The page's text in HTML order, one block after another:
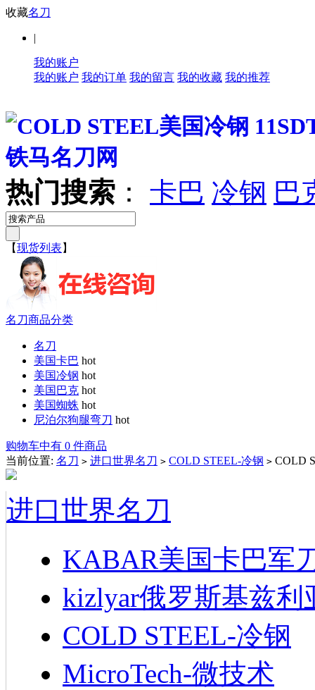
收藏名刀
|
我的账户
我的账户 我的订单 我的留言 我的收藏 我的推荐
热门搜索 ： 卡巴 冷钢 巴
【现货列表 】
名刀商品分类
名刀
美国卡巴 hot
美国冷钢 hot
美国巴克 hot
美国蜘蛛 hot
尼泊尔狗腿弯刀 hot
购物车中有 0 件商品
当前位置: 名刀 > 进口世界名刀 > COLD STEEL-冷钢 > COLD
进口世界名刀
KABAR美国卡巴军
kizlyar俄罗斯基兹利
COLD STEEL-冷钢
MicroTech-微技术